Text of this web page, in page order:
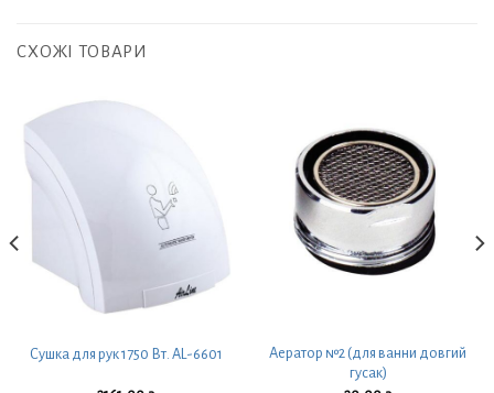
СХОЖІ ТОВАРИ
Сушка для рук 1750 Вт. AL-6601
Аератор №2 (для ванни довгий
гусак)